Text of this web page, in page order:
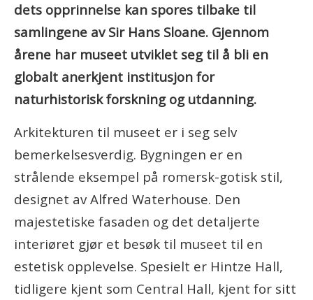
dets opprinnelse kan spores tilbake til
samlingene av Sir Hans Sloane. Gjennom
årene har museet utviklet seg til å bli en
globalt anerkjent institusjon for
naturhistorisk forskning og utdanning.
Arkitekturen til museet er i seg selv
bemerkelsesverdig. Bygningen er en
strålende eksempel på romersk-gotisk stil,
designet av Alfred Waterhouse. Den
majestetiske fasaden og det detaljerte
interiøret gjør et besøk til museet til en
estetisk opplevelse. Spesielt er Hintze Hall,
tidligere kjent som Central Hall, kjent for sitt